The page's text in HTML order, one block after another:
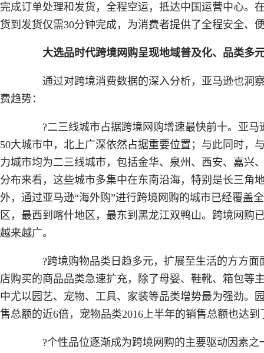
完成订单处理和发货，全程空运，抵达中国运营中心。
货到发货仅需30分钟完成，为消费者提供了全程安全、
大选品时代跨境网购呈现地域普及化、品类多
通过对跨境消费数据的深入分析，亚马逊也洞
费趋势：
?二三线城市占据跨境网购增速最快前十。亚马
50大城市中，北上广深依然占据重要位置；与此同时，
力城市均为二三线城市，包括金华、泉州、西安、嘉兴
分布来看，这些城市多集中在东南沿海，特别是长三角
外，通过亚马逊“海外购”进行跨境网购的城市已经覆盖
区，最西到喀什地区，最东到黑龙江双鸭山。跨境网购
越来越广。
?跨境购物品类日趋多元，扩展至生活的方方面
店购买的商品品类急速扩充，除了母婴、鞋靴、箱包等
中尤以园艺、宠物、工具、家装等品类增势最为强劲。
售总额的近6倍，宠物品类2016上半年的销售总额也达
?个性品位逐渐成为跨境网购的主要驱动因素之